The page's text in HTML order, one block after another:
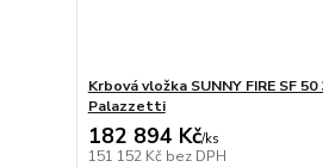
Krbová vložka SUNNY FIRE SF 50
Palazzetti
182 894 Kč/ks
151 152 Kč bez DPH